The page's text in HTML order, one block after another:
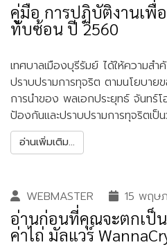
คู่มือ การปฏิบัติงานเพื่
ทับซ้อน ปี 2560
เทศบาลเมืองบุรีรัมย์ ได้ให้ความส
ปราบปรามการทุจริต ตามนโยบาย
การนำของ พลเอกประยุทธ์ จันทร์
ป้องกันและปราบปรามการทุจริตเป็
อ่านเพิ่มเติม...
WEBMASTER 15 พฤษ
อ่านก่อนที่คุณจะตกเป็น
ค่าไถ่ มัลแวร์